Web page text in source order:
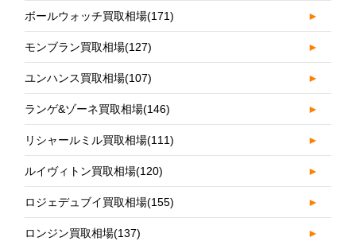
ボールウォッチ買取相場(171) ►
モンブラン買取相場(127) ►
ユンハンス買取相場(107) ►
ランゲ&ゾーネ買取相場(146) ►
リシャールミル買取相場(111) ►
ルイヴィトン買取相場(120) ►
ロジェデュブイ買取相場(155) ►
ロンジン買取相場(137) ►